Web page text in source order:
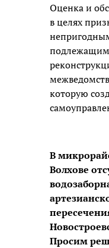
Оценка и
в целях
подлежащим
которую
В
Волхове
Просим